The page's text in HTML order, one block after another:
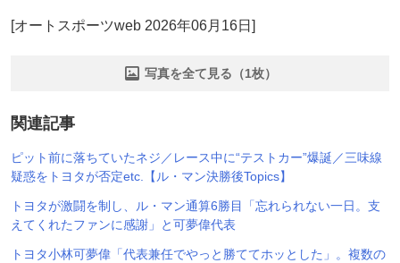
[オートスポーツweb 2026年06月16日]
写真を全て見る（1枚）
関連記事
ピット前に落ちていたネジ／レース中に“テストカー”爆誕／三味線
疑惑をトヨタが否定etc.【ル・マン決勝後Topics】
トヨタが激闘を制し、ル・マン通算6勝目「忘れられない一日。支
えてくれたファンに感謝」と可夢偉代表
トヨタ小林可夢偉「代表兼任でやっと勝ててホッとした」。複数の